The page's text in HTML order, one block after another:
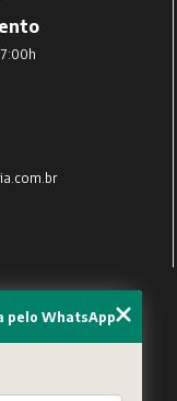
pelo WhatsApp